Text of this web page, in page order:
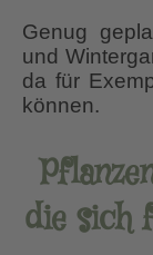
Genug
und
da für
können.
die sich